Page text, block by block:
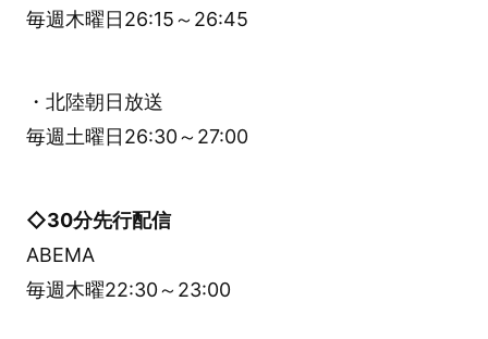
毎週木曜日26:15～26:45
・北陸朝日放送
毎週土曜日26:30～27:00
◇30分先行配信
ABEMA
毎週木曜22:30～23:00